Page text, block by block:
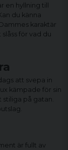
en hyllning till
du känna
karaktär
för vad du
att svepa in
kämpade för sin
på gatan.
är fullt av